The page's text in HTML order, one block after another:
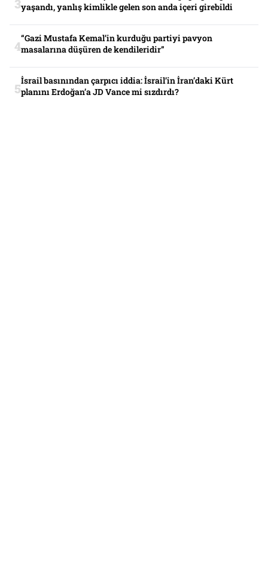
yaşandı, yanlış kimlikle gelen son anda içeri girebildi
“Gazi Mustafa Kemal’in kurduğu partiyi pavyon
masalarına düşüren de kendileridir”
İsrail basınından çarpıcı iddia: İsrail’in İran’daki Kürt
planını Erdoğan’a JD Vance mi sızdırdı?